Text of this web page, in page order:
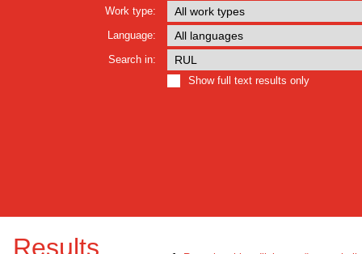
Work type:
Language:
Search in:
Show full text results only
Results